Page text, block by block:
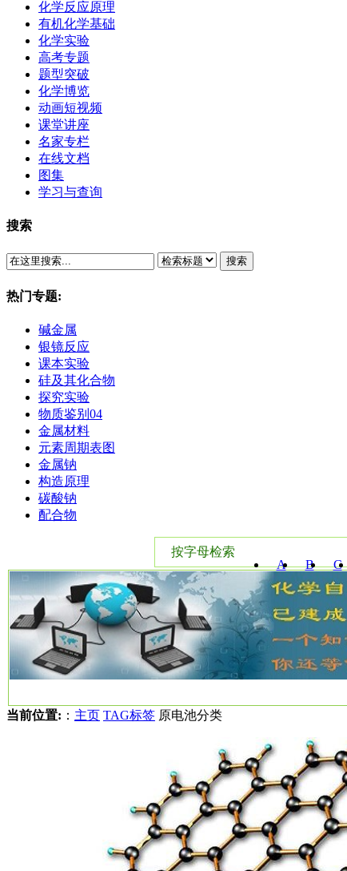
化学反应原理
有机化学基础
化学实验
高考专题
题型突破
化学博览
动画短视频
课堂讲座
名家专栏
在线文档
图集
学习与查询
搜索
搜索
热门专题:
碱金属
银镜反应
课本实验
硅及其化合物
探究实验
物质鉴别04
金属材料
元素周期表图
金属钠
构造原理
碳酸钠
配合物
按字母检索
A
B C
W X Y
当前位置: ： 主页 TAG标签 原电池分类